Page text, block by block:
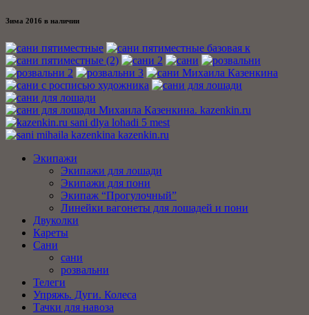
Зима 2016 в наличии
Экипажи
Экипажи для лошади
Экипажи для пони
Экипаж “Прогулочный”
Линейки вагонеты для лошадей и пони
Двуколки
Кареты
Сани
сани
розвальни
Телеги
Упряжь. Дуги. Колеса
Тачки для навоза